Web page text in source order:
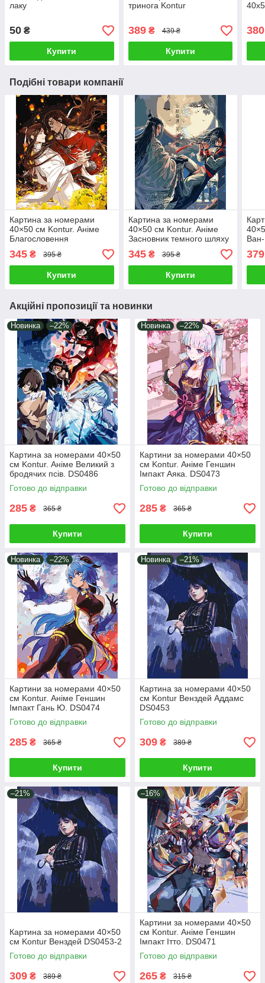
лаку
50 ₴
Купити
тринога Kontur
389₴ 439 ₴
Купити
380
Подібні товари компанії
Картина за номерами
40×50 см Kontur. Аніме
Благословення
345 ₴ 395 ₴
Купити
Картина за номерами
40×50 см Kontur. Аніме
Засновник темного шляху
345₴ 395 ₴
Купити
379
Акційні пропозиції та новинки
Новинка –22%
Картина за номерами 40×50
см Kontur. Аніме Великий з
бродячих псів. DS0486
Готово до відправки
285 ₴ 365 ₴
Купити
Новинка –22%
Картини за номерами 40×50
см Kontur. Аніме Геншин
Імпакт Аяка. DS0473
Готово до відправки
285 ₴ 365 ₴
Купити
Новинка –22%
Картини за номерами 40×50
см Kontur. Аніме Геншин
Імпакт Гань Ю. DS0474
Готово до відправки
285 ₴ 365 ₴
Купити
Новинка –21%
Картина за номерами 40×50
см Kontur Венздей Аддамс
DS0453
Готово до відправки
309 ₴ 389 ₴
Купити
–21%
Картина за номерами 40×50
см Kontur Венздей DS0453-2
Готово до відправки
309 ₴ 389 ₴
–16%
Картини за номерами 40×50
см Kontur. Аніме Геншин
Імпакт Ітто. DS0471
Готово до відправки
265 ₴ 315 ₴